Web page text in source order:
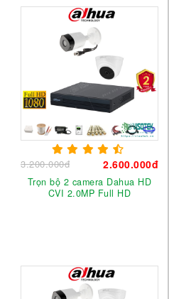
3.200.000đ 2.600.000đ
Trọn bộ 2 camera Dahua HD
CVI 2.0MP Full HD